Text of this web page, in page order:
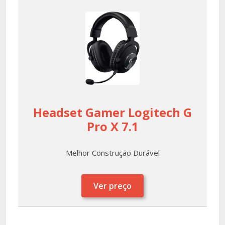
Headset Gamer Logitech G
Pro X 7.1
Melhor Construção Durável
Ver preço